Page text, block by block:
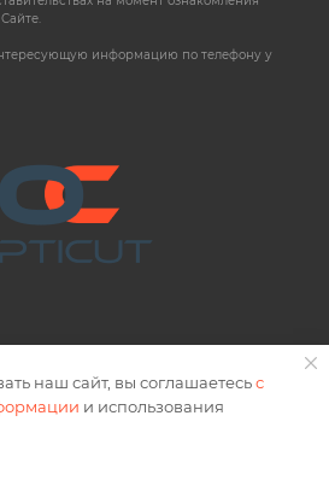
информацию по телефону у
OPTICUT
наш сайт, вы соглашаетесьс
и использования